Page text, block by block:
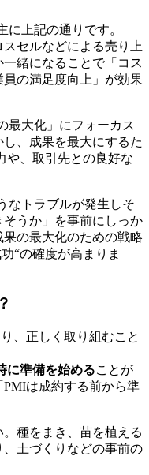
上記の通りです。
セルなどによる売り上
緒になることで「コス
員の満足度向上」が効果
最大化」にフォーカス
、成果を最大にするた
や、取引先との良好な
なトラブルが発生しそ
うか」を事前にしっか
の最大化のための戦略
“の確度が高まりま
、正しく取り組むこと
に準備を始めることが
は成約する前から準
種をまき、苗を植える
土づくりなどの事前の